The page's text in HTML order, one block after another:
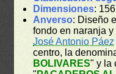
Dimensiones:
Anverso: Diseño
fondo en naranja
José Antonio Páez
centro, la
BOLIVARES" y la